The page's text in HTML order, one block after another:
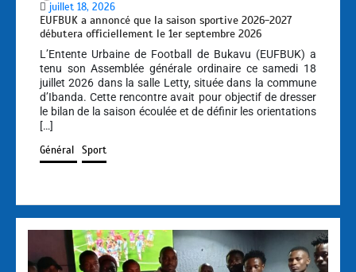
juillet 18, 2026
EUFBUK a annoncé que la saison sportive 2026-2027
débutera officiellement le 1er septembre 2026
L’Entente Urbaine de Football de Bukavu (EUFBUK) a
tenu son Assemblée générale ordinaire ce samedi 18
juillet 2026 dans la salle Letty, située dans la commune
d’Ibanda. Cette rencontre avait pour objectif de dresser
le bilan de la saison écoulée et de définir les orientations
[…]
Général
Sport